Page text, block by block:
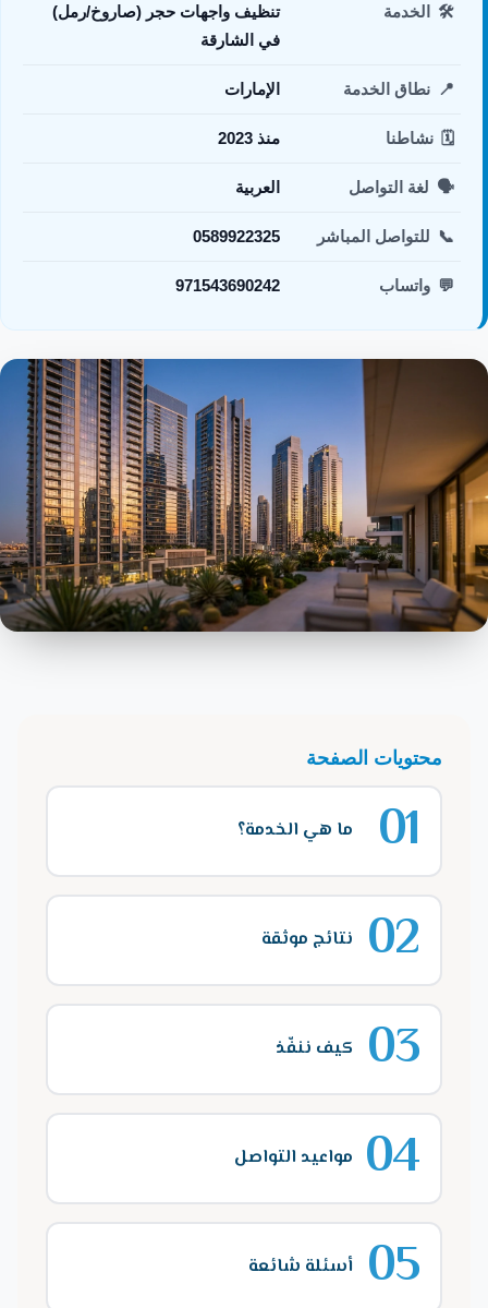
🛠️ الخدمة
تنظيف واجهات حجر (صاروخ/رمل)
في الشارقة
📍 نطاق الخدمة الإمارات
🗓️ نشاطنا منذ 2023
🗣️ لغة التواصل العربية
📞 للتواصل المباشر 0589922325
💬 واتساب 971543690242
محتويات الصفحة
01 ما هي الخدمة؟
02 نتائج موثقة
03 كيف ننفّذ
04 مواعيد التواصل
05 أسئلة شائعة